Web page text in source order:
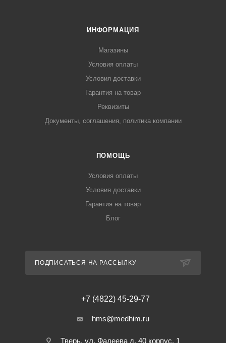
ИНФОРМАЦИЯ
Магазины
Условия оплаты
Условия доставки
Гарантия на товар
Реквизиты
Документы, соглашения, политика компании
ПОМОЩЬ
Условия оплаты
Условия доставки
Гарантия на товар
Блог
ПОДПИСАТЬСЯ НА РАССЫЛКУ
+7 (4822) 45-29-77
hms@medhim.ru
Тверь, ул. Фадеева д. 40 корпус. 1